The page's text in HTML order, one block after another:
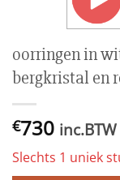
oorringen in
bergkristal en
€730 inc.BTW
Slechts 1 uniek